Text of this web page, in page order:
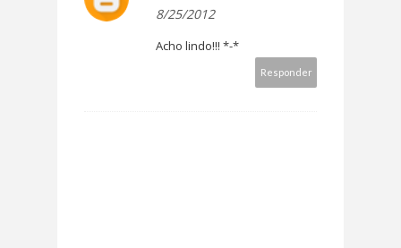
8/25/2012
Acho lindo!!! *-*
Responder